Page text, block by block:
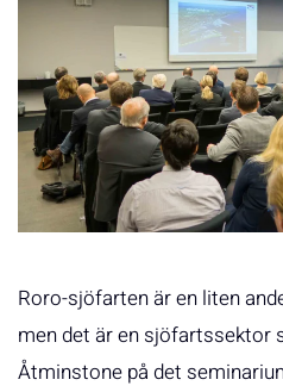
Roro-sjöfarten är en liten
men det är en sjöfartssektor
Åtminstone på det